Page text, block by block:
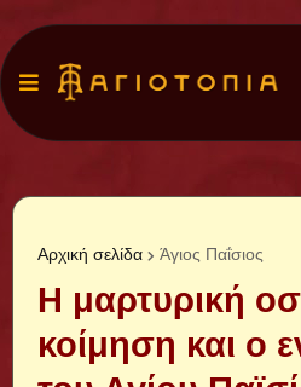
Αρχική σελίδα Άγιος Παΐσιος
Η μαρτυρική
κοίμηση και ο